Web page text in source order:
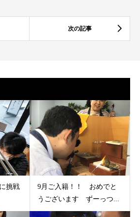
挑戦
9月ご入籍！！ おめでと
うございます ずーっつ...